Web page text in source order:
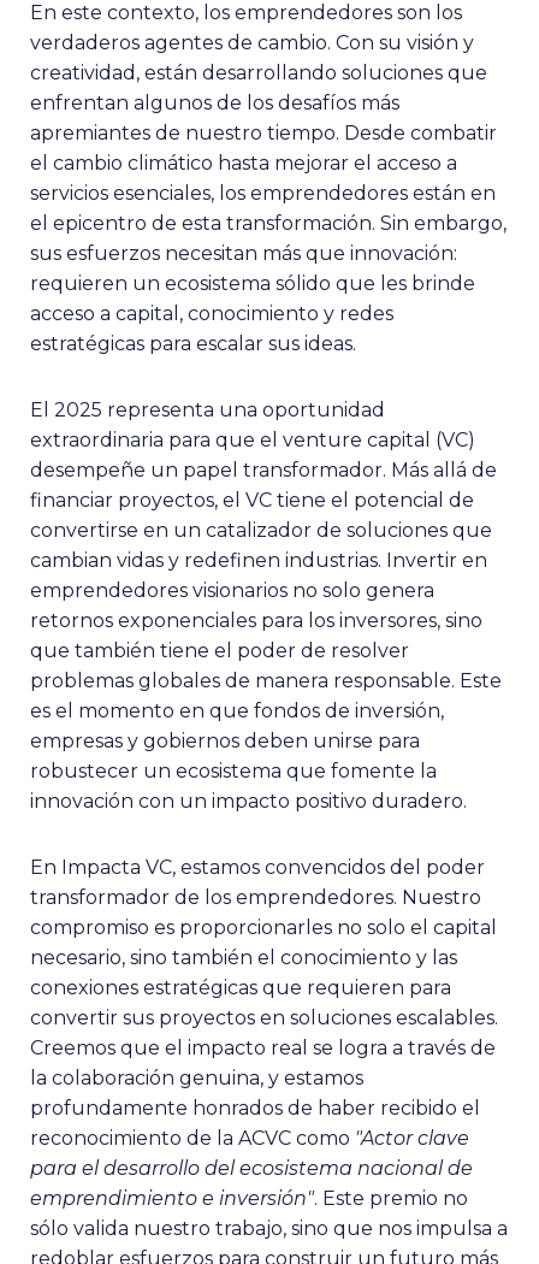
En este contexto, los emprendedores son los
verdaderos agentes de cambio. Con su visión y
creatividad, están desarrollando soluciones que
enfrentan algunos de los desafíos más
apremiantes de nuestro tiempo. Desde combatir
el cambio climático hasta mejorar el acceso a
servicios esenciales, los emprendedores están en
el epicentro de esta transformación. Sin embargo,
sus esfuerzos necesitan más que innovación:
requieren un ecosistema sólido que les brinde
acceso a capital, conocimiento y redes
estratégicas para escalar sus ideas.
El 2025 representa una oportunidad
extraordinaria para que el venture capital (VC)
desempeñe un papel transformador. Más allá de
financiar proyectos, el VC tiene el potencial de
convertirse en un catalizador de soluciones que
cambian vidas y redefinen industrias. Invertir en
emprendedores visionarios no solo genera
retornos exponenciales para los inversores, sino
que también tiene el poder de resolver
problemas globales de manera responsable. Este
es el momento en que fondos de inversión,
empresas y gobiernos deben unirse para
robustecer un ecosistema que fomente la
innovación con un impacto positivo duradero.
En Impacta VC, estamos convencidos del poder
transformador de los emprendedores. Nuestro
compromiso es proporcionarles no solo el capital
necesario, sino también el conocimiento y las
conexiones estratégicas que requieren para
convertir sus proyectos en soluciones escalables.
Creemos que el impacto real se logra a través de
la colaboración genuina, y estamos
profundamente honrados de haber recibido el
reconocimiento de la ACVC como "Actor clave
para el desarrollo del ecosistema nacional de
emprendimiento e inversión". Este premio no
sólo valida nuestro trabajo, sino que nos impulsa a
redoblar esfuerzos para construir un futuro más